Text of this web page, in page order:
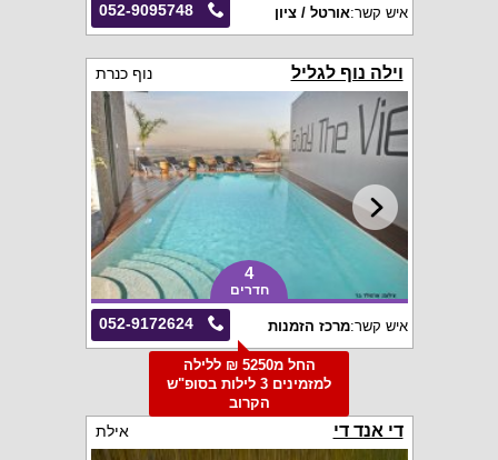
052-9095748 איש קשר:אורטל / ציון
וילה נוף לגליל נוף כנרת
4
חדרים
052-9172624 איש קשר:מרכז הזמנות
החל מ5250 ₪ ללילה
למזמינים 3 לילות בסופ"ש
הקרוב
די אנד די אילת